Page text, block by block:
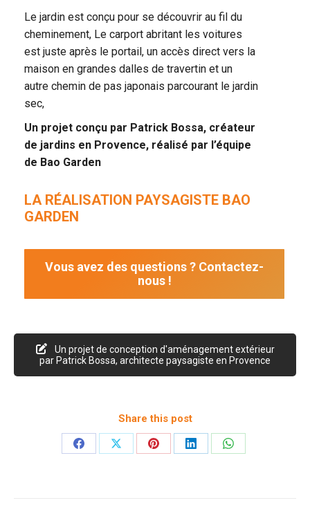
Le jardin est conçu pour se découvrir au fil du
cheminement, Le carport abritant les voitures
est juste après le portail, un accès direct vers la
maison en grandes dalles de travertin et un
autre chemin de pas japonais parcourant le jardin
sec,
Un projet conçu par Patrick Bossa, créateur
de jardins en Provence, réalisé par l’équipe
de Bao Garden
LA RÉALISATION PAYSAGISTE BAO
GARDEN
Vous avez des questions ? Contactez-
nous !
Un projet de conception d'aménagement extérieur
par Patrick Bossa, architecte paysagiste en Provence
Share this post
PartagerPartagerPartagerPartagerPartager